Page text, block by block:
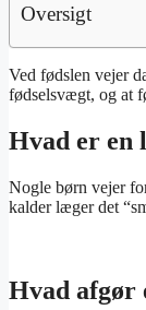
Oversigt
Ved fødslen vejer
fødselsvægt, og at
Hvad er en
Nogle børn vejer
kalder læger det
Hvad afgør